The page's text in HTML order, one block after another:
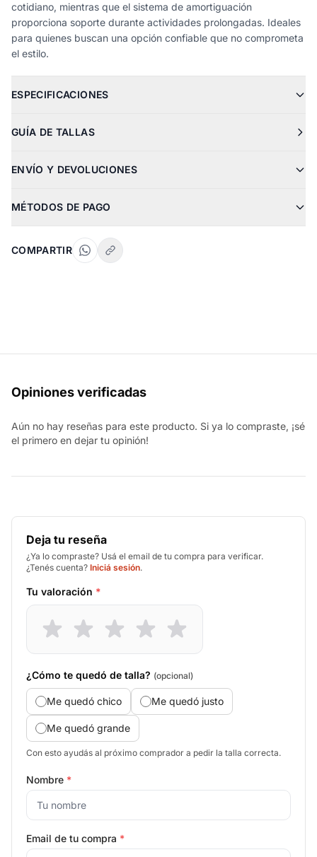
cotidiano, mientras que el sistema de amortiguación
proporciona soporte durante actividades prolongadas. Ideales
para quienes buscan una opción confiable que no comprometa
el estilo.
ESPECIFICACIONES
GUÍA DE TALLAS
ENVÍO Y DEVOLUCIONES
MÉTODOS DE PAGO
COMPARTIR
Opiniones verificadas
Aún no hay reseñas para este producto. Si ya lo compraste, ¡sé
el primero en dejar tu opinión!
Deja tu reseña
¿Ya lo compraste? Usá el email de tu compra para verificar.
¿Tenés cuenta? Iniciá sesión.
Tu valoración *
¿Cómo te quedó de talla? (opcional)
Me quedó chico Me quedó justo
Me quedó grande
Con esto ayudás al próximo comprador a pedir la talla correcta.
Nombre *
Email de tu compra *